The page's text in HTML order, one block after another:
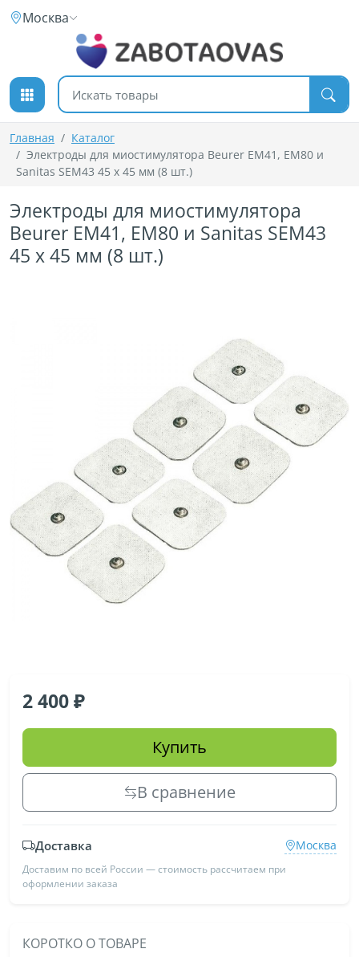
К содержимому
Москва
Поиск товаров
Главная
Каталог
Электроды для миостимулятора Beurer EM41, EM80 и
Sanitas SEM43 45 х 45 мм (8 шт.)
Электроды для миостимулятора
Beurer EM41, EM80 и Sanitas SEM43
45 х 45 мм (8 шт.)
2 400
Купить
В сравнение
Доставка Москва
Доставим по всей России — стоимость рассчитаем при
оформлении заказа
КОРОТКО О ТОВАРЕ